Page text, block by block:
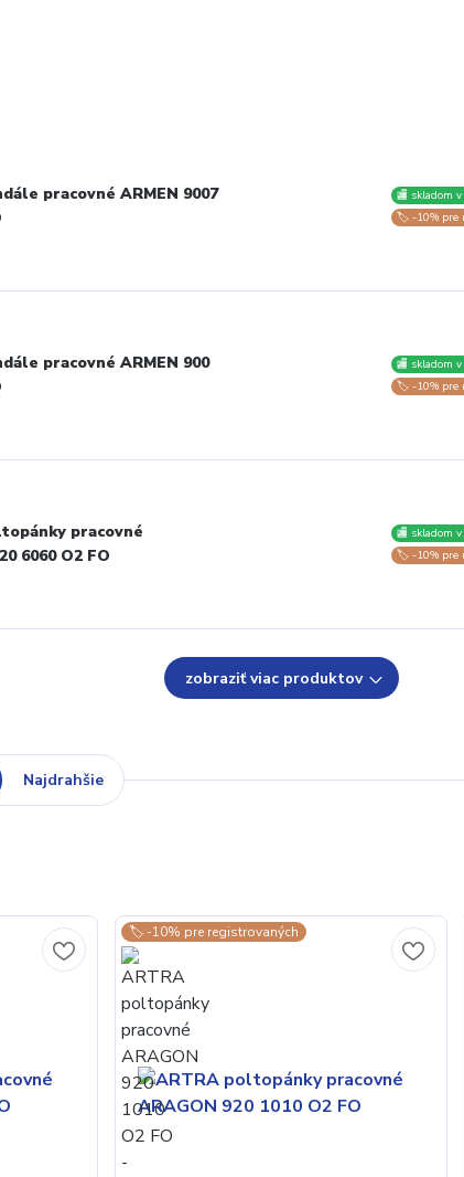
pracovné ARMEN 9007
🏬 skladom
🏷️ -10% pre
pracovné ARMEN 900
🏬 skladom
🏷️ -10% pre
pracovné
6060 O2 FO
🏬 skladom
🏷️ -10% pre
zobraziť viac produktov
Najdrahšie
🏷️ -10% pre registrovaných